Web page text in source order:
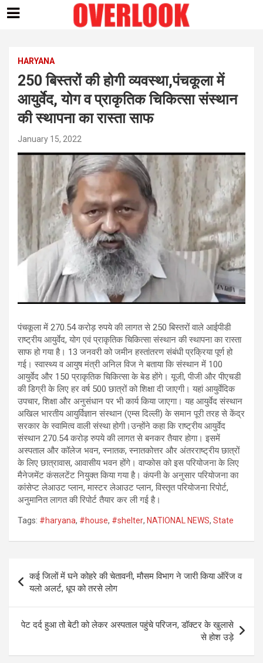
contentHARYANA
250 बिस्तरों की होगी व्यवस्था,पंचकूला में
आयुर्वेद, योग व प्राकृतिक चिकित्सा संस्थान
की स्थापना का रास्ता साफ
January 15, 2022
पंचकूला में 270.54 करोड़ रुपये की लागत से 250 बिस्तरों वाले आईपीडी
राष्ट्रीय आयुर्वेद, योग एवं प्राकृतिक चिकित्सा संस्थान की स्थापना का रास्ता
साफ हो गया है। 13 जनवरी को जमीन हस्तांतरण संबंधी प्रक्रिया पूर्ण हो
गई। स्वास्थ्य व आयुष मंत्री अनिल विज ने बताया कि संस्थान में 100
आयुर्वेद और 150 प्राकृतिक चिकित्सा के बेड होंगे। यूजी, पीजी और पीएचडी
की डिग्री के लिए हर वर्ष 500 छात्रों को शिक्षा दी जाएगी। यहां आयुर्वेदिक
उपचार, शिक्षा और अनुसंधान पर भी कार्य किया जाएगा। यह आयुर्वेद संस्थान
अखिल भारतीय आयुर्विज्ञान संस्थान (एम्स दिल्ली) के समान पूरी तरह से केंद्र
सरकार के स्वामित्व वाली संस्था होगी।उन्होंने कहा कि राष्ट्रीय आयुर्वेद
संस्थान 270.54 करोड़ रुपये की लागत से बनकर तैयार होगा। इसमें
अस्पताल और कॉलेज भवन, स्नातक, स्नातकोत्तर और अंतरराष्ट्रीय छात्रों
के लिए छात्रावास, आवासीय भवन होंगे। वाप्कोस को इस परियोजना के लिए
मैनेजमेंट कंसलटेंट नियुक्त किया गया है। कंपनी के अनुसार परियोजना का
कांसेप्ट लेआउट प्लान, मास्टर लेआउट प्लान, विस्तृत परियोजना रिपोर्ट,
अनुमानित लागत की रिपोर्ट तैयार कर ली गई है।
Tags: #haryana, #house, #shelter, NATIONAL NEWS, State
Post
navigation
कई जिलों में घने कोहरे की चेतावनी, मौसम विभाग ने जारी किया ऑरेंज व
यलो अलर्ट, धूप को तरसे लोग
पेट दर्द हुआ तो बेटी को लेकर अस्पताल पहुंचे परिजन, डॉक्टर के खुलासे
से होश उड़े